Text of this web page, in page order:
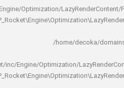
rocket/inc/Engine/Optimization/
/home/
rocket/inc/Engine/Optimization/